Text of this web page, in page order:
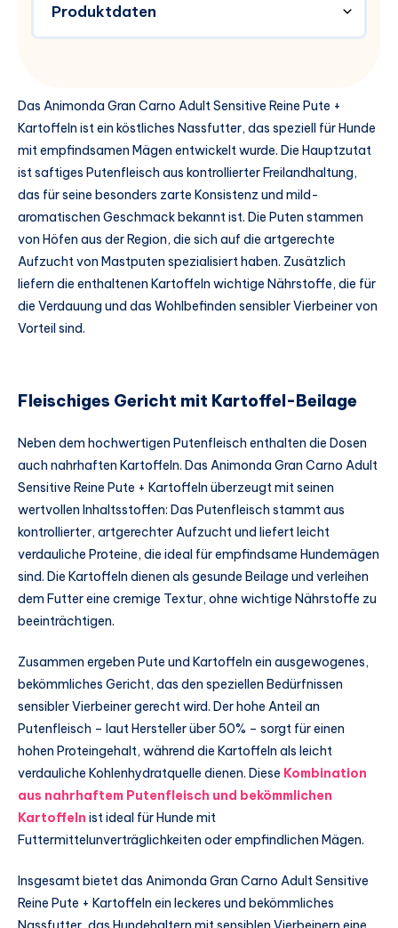
Produktdaten
Das Animonda Gran Carno Adult Sensitive Reine Pute +
Kartoffeln ist ein köstliches Nassfutter, das speziell für Hunde
mit empfindsamen Mägen entwickelt wurde. Die Hauptzutat
ist saftiges Putenfleisch aus kontrollierter Freilandhaltung,
das für seine besonders zarte Konsistenz und mild-
aromatischen Geschmack bekannt ist. Die Puten stammen
von Höfen aus der Region, die sich auf die artgerechte
Aufzucht von Mastputen spezialisiert haben. Zusätzlich
liefern die enthaltenen Kartoffeln wichtige Nährstoffe, die für
die Verdauung und das Wohlbefinden sensibler Vierbeiner von
Vorteil sind.
Fleischiges Gericht mit Kartoffel-Beilage
Neben dem hochwertigen Putenfleisch enthalten die Dosen
auch nahrhaften Kartoffeln. Das Animonda Gran Carno Adult
Sensitive Reine Pute + Kartoffeln überzeugt mit seinen
wertvollen Inhaltsstoffen: Das Putenfleisch stammt aus
kontrollierter, artgerechter Aufzucht und liefert leicht
verdauliche Proteine, die ideal für empfindsame Hundemägen
sind. Die Kartoffeln dienen als gesunde Beilage und verleihen
dem Futter eine cremige Textur, ohne wichtige Nährstoffe zu
beeinträchtigen.
Zusammen ergeben Pute und Kartoffeln ein ausgewogenes,
bekömmliches Gericht, das den speziellen Bedürfnissen
sensibler Vierbeiner gerecht wird. Der hohe Anteil an
Putenfleisch – laut Hersteller über 50% – sorgt für einen
hohen Proteingehalt, während die Kartoffeln als leicht
verdauliche Kohlenhydratquelle dienen. Diese Kombination
aus nahrhaftem Putenfleisch und bekömmlichen
Kartoffeln ist ideal für Hunde mit
Futtermittelunverträglichkeiten oder empfindlichen Mägen.
Insgesamt bietet das Animonda Gran Carno Adult Sensitive
Reine Pute + Kartoffeln ein leckeres und bekömmliches